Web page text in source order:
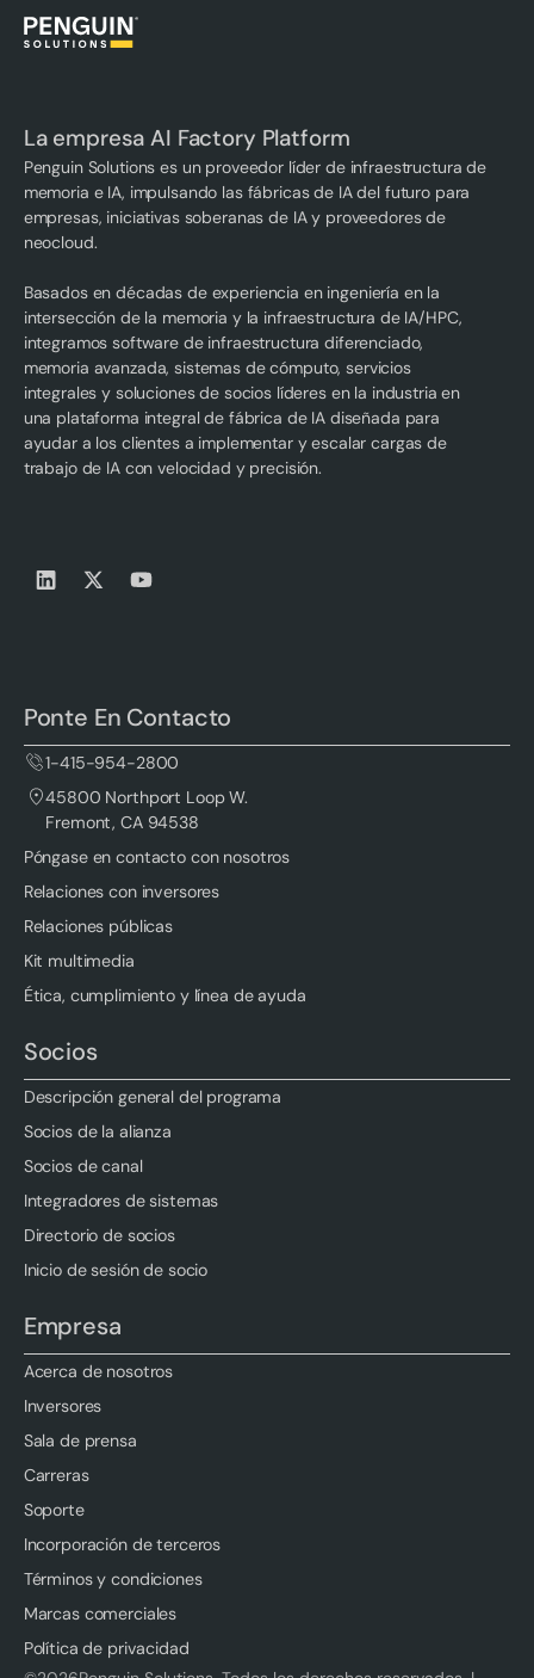
La empresa AI Factory Platform
Penguin Solutions es un proveedor líder de infraestructura de
memoria e IA, impulsando las fábricas de IA del futuro para
empresas, iniciativas soberanas de IA y proveedores de
neocloud.
Basados en décadas de experiencia en ingeniería en la
intersección de la memoria y la infraestructura de IA/HPC,
integramos software de infraestructura diferenciado,
memoria avanzada, sistemas de cómputo, servicios
integrales y soluciones de socios líderes en la industria en
una plataforma integral de fábrica de IA diseñada para
ayudar a los clientes a implementar y escalar cargas de
trabajo de IA con velocidad y precisión.
Ponte En Contacto
1-415-954-2800
45800 Northport Loop W.
Fremont, CA 94538
Póngase en contacto con nosotros
Relaciones con inversores
Relaciones públicas
Kit multimedia
Ética, cumplimiento y línea de ayuda
Socios
Descripción general del programa
Socios de la alianza
Socios de canal
Integradores de sistemas
Directorio de socios
Inicio de sesión de socio
Empresa
Acerca de nosotros
Inversores
Sala de prensa
Carreras
Soporte
Incorporación de terceros
Términos y condiciones
Marcas comerciales
Política de privacidad